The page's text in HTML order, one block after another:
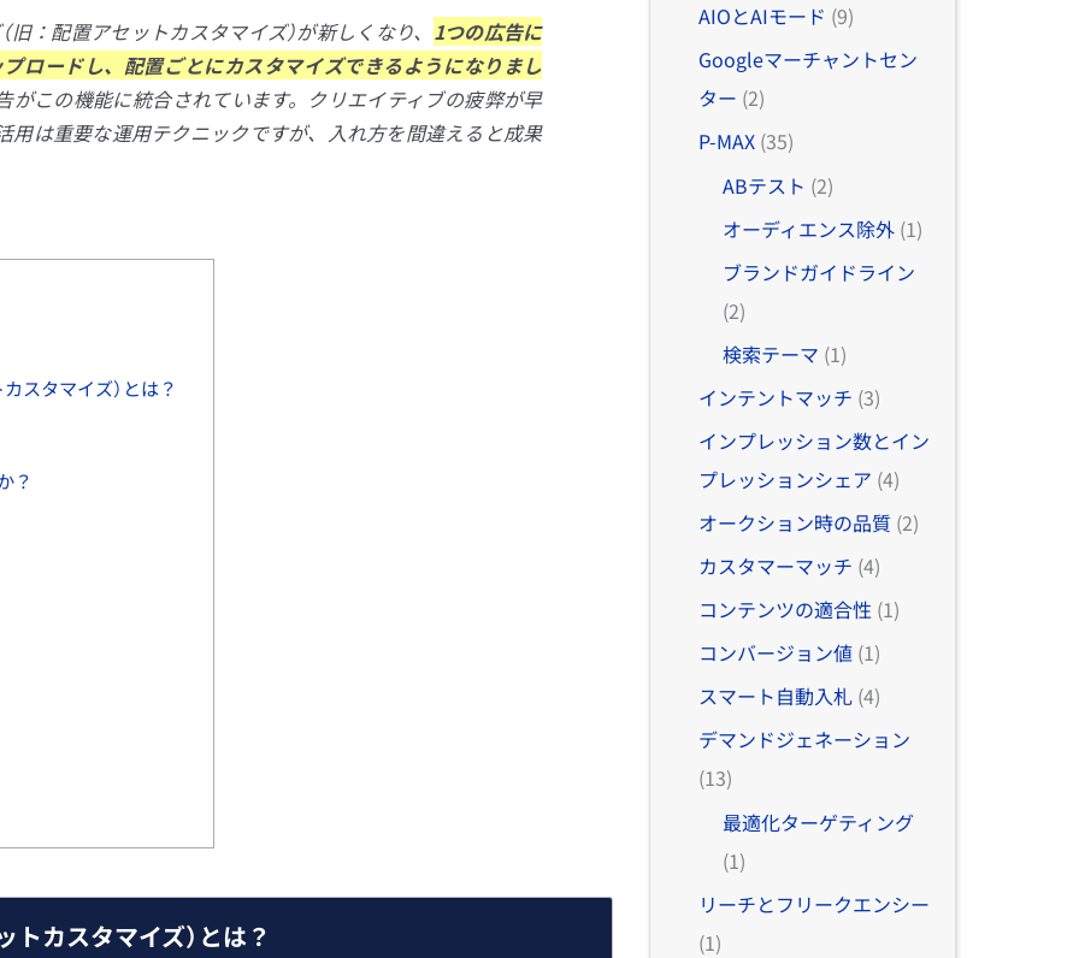
：配置アセットカスタマイズ）が新しくなり、 1つの広告に
ロードし、配置ごとにカスタマイズできるようになりまし
がこの機能に統合されています。クリエイティブの疲弊が早
用は重要な運用テクニックですが、入れ方を間違えると成果
スタマイズ）とは？
？
カスタマイズ）とは？
AIOとAIモード (9)
Googleマーチャントセン
ター (2)
P-MAX (35)
ABテスト (2)
オーディエンス除外 (1)
ブランドガイドライン
(2)
検索テーマ (1)
インテントマッチ (3)
インプレッション数とイン
プレッションシェア (4)
オークション時の品質 (2)
カスタマーマッチ (4)
コンテンツの適合性 (1)
コンバージョン値 (1)
スマート自動入札 (4)
デマンドジェネーション
(13)
最適化ターゲティング
(1)
リーチとフリークエンシー
(1)